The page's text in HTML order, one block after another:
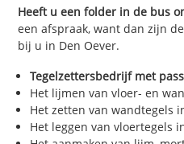
Heeft u een folder in de bus
een afspraak, want dan zijn
bij u in Den Oever.
Tegelzettersbedrijf met
Het lijmen van vloer- en
Het zetten van wandtegels
Het leggen van vloertegels